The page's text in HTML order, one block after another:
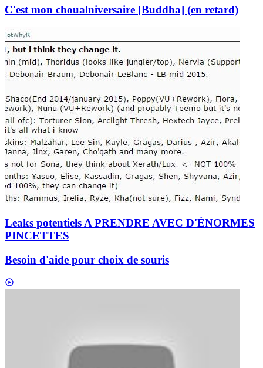
C'est mon choualniversaire [Buddha] (en retard)
Leaks potentiels A PRENDRE AVEC D'ÉNORMES
PINCETTES
Besoin d'aide pour choix de souris